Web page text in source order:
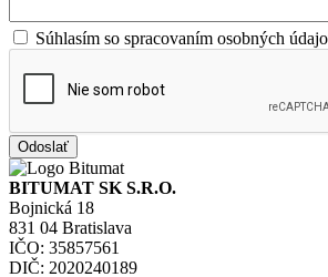
Súhlasím so spracovaním osobných
BITUMAT SK S.R.O.
Bojnická 18
831 04 Bratislava
IČO: 35857561
DIČ: 2020240189